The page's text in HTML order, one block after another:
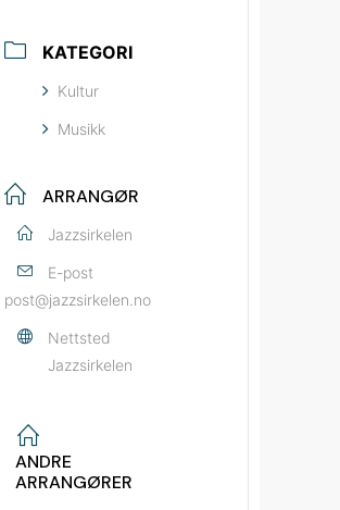
KATEGORI
Kultur
Musikk
ARRANGØR
Jazzsirkelen
E-post
post@jazzsirkelen.no
Nettsted
Jazzsirkelen
ANDRE
ARRANGØRER